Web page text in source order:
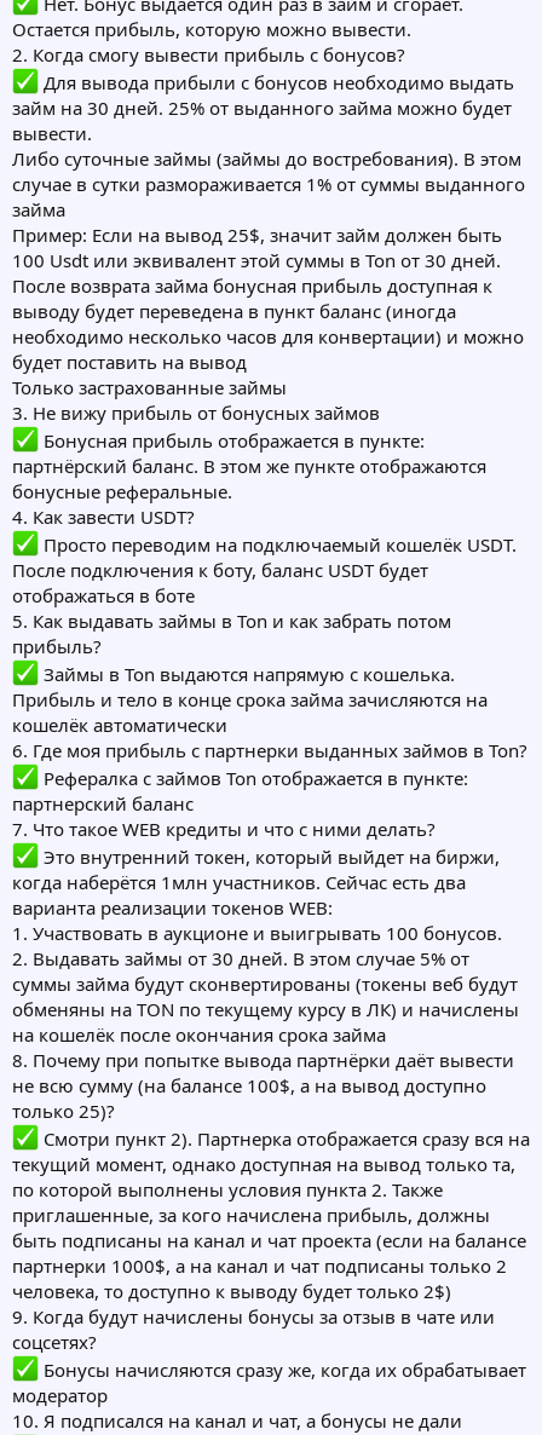
Остается прибыль, которую можно вывести.
2. Когда смогу вывести прибыль с бонусов?
Для вывода прибыли с бонусов необходимо выдать
займ на 30 дней. 25% от выданного займа можно будет
вывести.
Либо суточные займы (займы до востребования). В этом
случае в сутки размораживается 1% от суммы выданного
займа
Пример: Если на вывод 25$, значит займ должен быть
100 Usdt или эквивалент этой суммы в Ton от 30 дней.
После возврата займа бонусная прибыль доступная к
выводу будет переведена в пункт баланс (иногда
необходимо несколько часов для конвертации) и можно
будет поставить на вывод
Только застрахованные займы
3. Не вижу прибыль от бонусных займов
Бонусная прибыль отображается в пункте:
партнёрский баланс. В этом же пункте отображаются
бонусные реферальные.
4. Как завести USDT?
Просто переводим на подключаемый кошелёк USDT.
После подключения к боту, баланс USDT будет
отображаться в боте
5. Как выдавать займы в Ton и как забрать потом
прибыль?
Займы в Ton выдаются напрямую с кошелька.
Прибыль и тело в конце срока займа зачисляются на
кошелёк автоматически
6. Где моя прибыль с партнерки выданных займов в Ton?
Рефералка с займов Ton отображается в пункте:
партнерский баланс
7. Что такое WEB кредиты и что с ними делать?
Это внутренний токен, который выйдет на биржи,
когда наберётся 1млн участников. Сейчас есть два
варианта реализации токенов WEB:
1. Участвовать в аукционе и выигрывать 100 бонусов.
2. Выдавать займы от 30 дней. В этом случае 5% от
суммы займа будут сконвертированы (токены веб будут
обменяны на TON по текущему курсу в ЛК) и начислены
на кошелёк после окончания срока займа
8. Почему при попытке вывода партнёрки даёт вывести
не всю сумму (на балансе 100$, а на вывод доступно
только 25)?
Смотри пункт 2). Партнерка отображается сразу вся на
текущий момент, однако доступная на вывод только та,
по которой выполнены условия пункта 2. Также
приглашенные, за кого начислена прибыль, должны
быть подписаны на канал и чат проекта (если на балансе
партнерки 1000$, а на канал и чат подписаны только 2
человека, то доступно к выводу будет только 2$)
9. Когда будут начислены бонусы за отзыв в чате или
соцсетях?
Бонусы начисляются сразу же, когда их обрабатывает
модератор
10. Я подписался на канал и чат, а бонусы не дали